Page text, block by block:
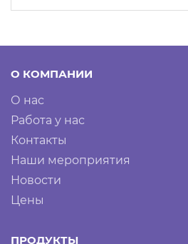
О КОМПАНИИ
О нас
Работа у нас
Контакты
Наши мероприятия
Новости
Цены
ПРОДУКТЫ